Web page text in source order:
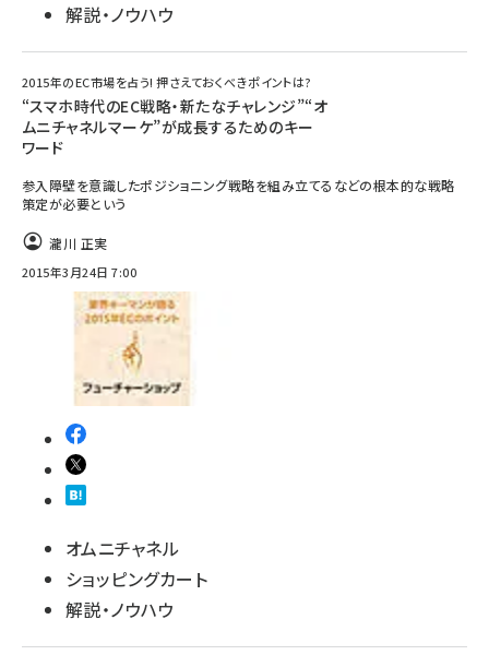
解説・ノウハウ
2015年のEC市場を占う! 押さえておくべきポイントは?
“スマホ時代のEC戦略・新たなチャレンジ”“オ
ムニチャネルマーケ”が成長するためのキー
ワード
参入障壁を意識したポジショニング戦略を組み立てるなどの根本的な戦略
策定が必要という
瀧川 正実
2015年3月24日 7:00
オムニチャネル
ショッピングカート
解説・ノウハウ